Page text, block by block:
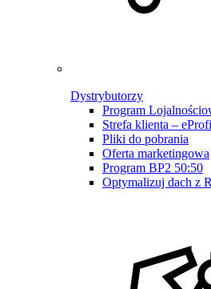
Dystrybutorzy
Program
Strefa klienta –
Pliki do pobrania
Oferta marketingowa
Program BP2 50:50
Optymalizuj dach z